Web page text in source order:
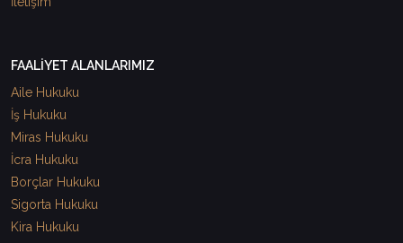
FAALİYET ALANLARIMIZ
Aile Hukuku
İş Hukuku
Miras Hukuku
İcra Hukuku
Borçlar Hukuku
Sigorta Hukuku
Kira Hukuku